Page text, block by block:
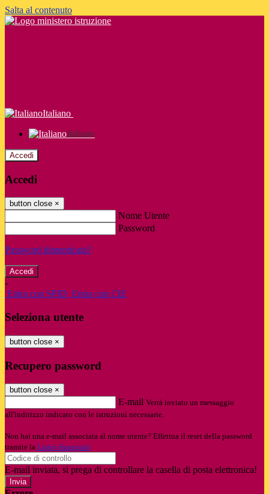
Salta al contenuto
Italiano
Italiano
Accedi
Accedi
button close ×
Nome Utente
Password
Password dimenticata?
-
Entra con SPID Entra con CIE
Seleziona utente
button close ×
Recupero password
button close ×
E-mail Verrà inviato un messaggio
all'indirizzo indicato con le istruzioni necessarie.
Non hai una e-mail associata al nome utente? Effettua il reset della password
tramite la Login Spaggiari
E-mail inviata, si prega di controllare la casella di posta elettronica!